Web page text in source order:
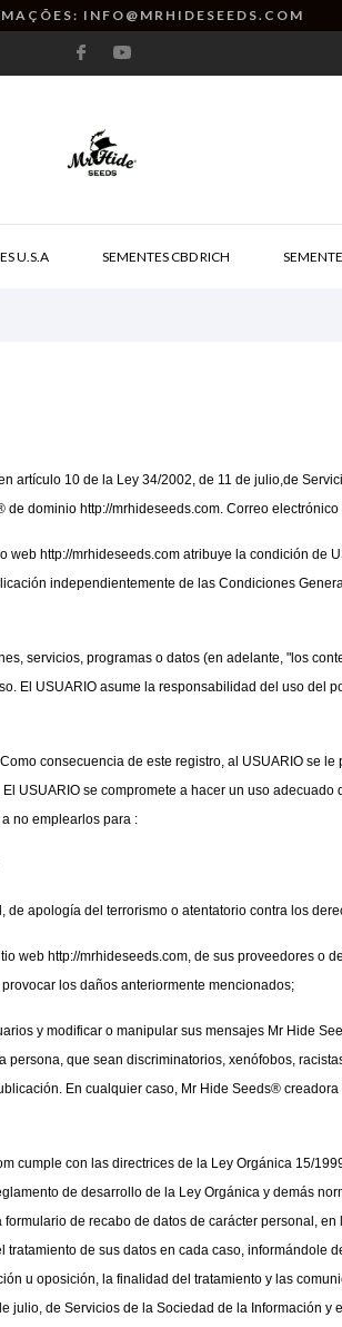
INFO@MRHIDESEEDS.COM
U.S.A SEMENTES CBD RICH
artículo 10 de la Ley 34/2002, de 11 de julio,de
dominio http://mrhideseeds.com. Correo
http://mrhideseeds.com atribuye la condición de
independientemente de las Condiciones
servicios, programas o datos (en adelante, "los
El USUARIO asume la responsabilidad del uso del
consecuencia de este registro, al USUARIO se
USUARIO se compromete a hacer un uso
no emplearlos para :
apología del terrorismo o atentatorio contra los
web http://mrhideseeds.com, de sus proveedores o
los daños anteriormente mencionados;
y modificar o manipular sus mensajes Mr Hide
que sean discriminatorios, xenófobos,
En cualquier caso, Mr Hide Seeds®
cumple con las directrices de la Ley Orgánica 15/
de desarrollo de la Ley Orgánica y demás
de recabo de datos de carácter personal,
de sus datos en cada caso, informándole
u oposición, la finalidad del tratamiento y las
de Servicios de la Sociedad de la Información y